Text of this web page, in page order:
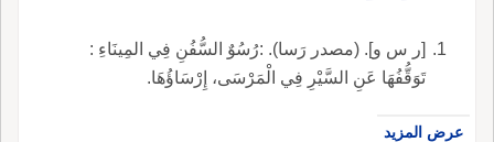
[ر س و]. (مصدر رَسا). :رُسُوٌ السُّفُنِ فِي المِينَاءِ :
تَوَقُّفُهَا عَنِ السَّيْرِ فِي الْمَرْسَى، إِرْسَاؤُهَا.
عرض المزيد